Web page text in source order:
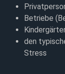
Betriebe
den
Stress